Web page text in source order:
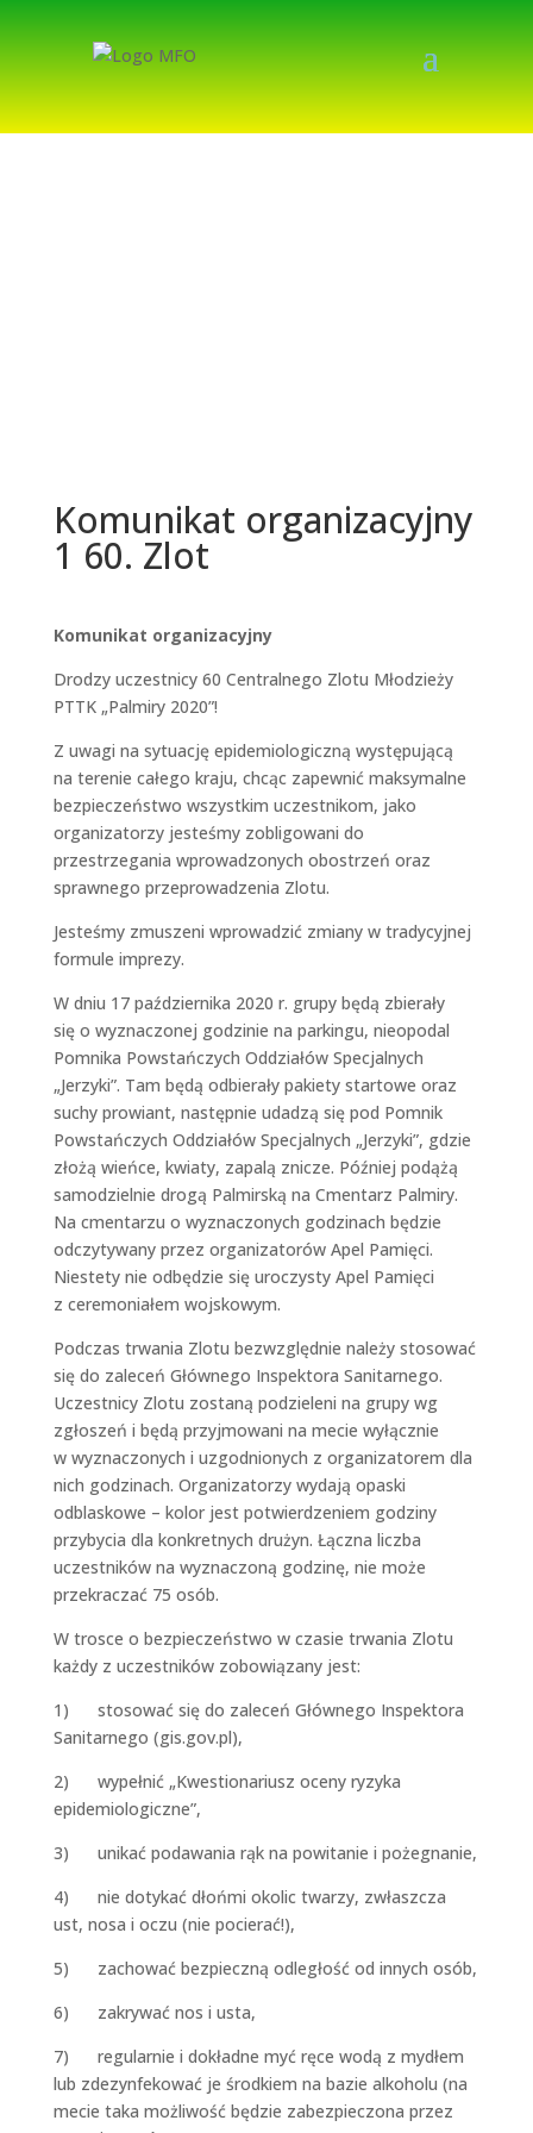
Komunikat organizacyjny
1 60. Zlot
Komunikat organizacyjny
Drodzy uczestnicy 60 Centralnego Zlotu Młodzieży
PTTK „Palmiry 2020”!
Z uwagi na sytuację epidemiologiczną występującą
na terenie całego kraju, chcąc zapewnić maksymalne
bezpieczeństwo wszystkim uczestnikom, jako
organizatorzy jesteśmy zobligowani do
przestrzegania wprowadzonych obostrzeń oraz
sprawnego przeprowadzenia Zlotu.
Jesteśmy zmuszeni wprowadzić zmiany w tradycyjnej
formule imprezy.
W dniu 17 października 2020 r. grupy będą zbierały
się o wyznaczonej godzinie na parkingu, nieopodal
Pomnika Powstańczych Oddziałów Specjalnych
„Jerzyki”. Tam będą odbierały pakiety startowe oraz
suchy prowiant, następnie udadzą się pod Pomnik
Powstańczych Oddziałów Specjalnych „Jerzyki”, gdzie
złożą wieńce, kwiaty, zapalą znicze. Później podążą
samodzielnie drogą Palmirską na Cmentarz Palmiry.
Na cmentarzu o wyznaczonych godzinach będzie
odczytywany przez organizatorów Apel Pamięci.
Niestety nie odbędzie się uroczysty Apel Pamięci
z ceremoniałem wojskowym.
Podczas trwania Zlotu bezwzględnie należy stosować
się do zaleceń Głównego Inspektora Sanitarnego.
Uczestnicy Zlotu zostaną podzieleni na grupy wg
zgłoszeń i będą przyjmowani na mecie wyłącznie
w wyznaczonych i uzgodnionych z organizatorem dla
nich godzinach. Organizatorzy wydają opaski
odblaskowe – kolor jest potwierdzeniem godziny
przybycia dla konkretnych drużyn. Łączna liczba
uczestników na wyznaczoną godzinę, nie może
przekraczać 75 osób.
W trosce o bezpieczeństwo w czasie trwania Zlotu
każdy z uczestników zobowiązany jest:
1) stosować się do zaleceń Głównego Inspektora
Sanitarnego (gis.gov.pl),
2) wypełnić „Kwestionariusz oceny ryzyka
epidemiologiczne”,
3) unikać podawania rąk na powitanie i pożegnanie,
4) nie dotykać dłońmi okolic twarzy, zwłaszcza
ust, nosa i oczu (nie pocierać!),
5) zachować bezpieczną odległość od innych osób,
6) zakrywać nos i usta,
7) regularnie i dokładne myć ręce wodą z mydłem
lub zdezynfekować je środkiem na bazie alkoholu (na
mecie taka możliwość będzie zabezpieczona przez